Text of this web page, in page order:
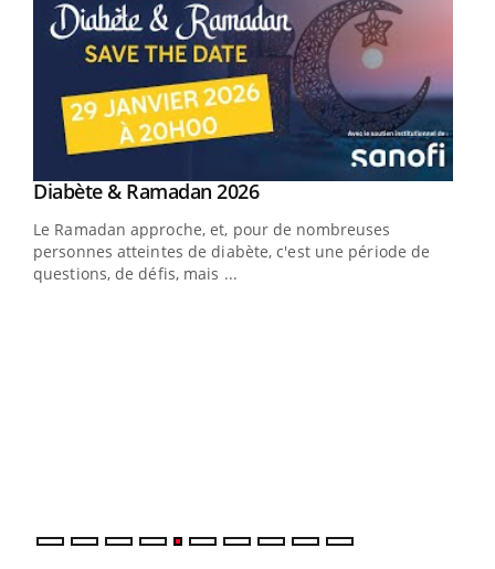
Youtube
Diabète & Ramadan 2026Youtube
Le Ramadan approche, et, pour de nombreuses
personnes atteintes de diabète, c'est une période de
questions, de défis, mais ...